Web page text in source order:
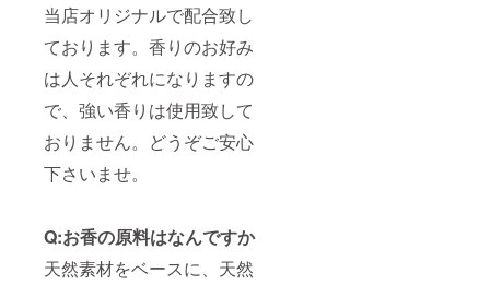
当店オリジナルで配合致し
ております。香りのお好み
は人それぞれになりますの
で、強い香りは使用致して
おりません。どうぞご安心
下さいませ。
Q:お香の原料はなんですか
天然素材をベースに、天然